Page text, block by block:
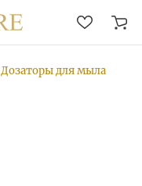
Дозаторы для мыла